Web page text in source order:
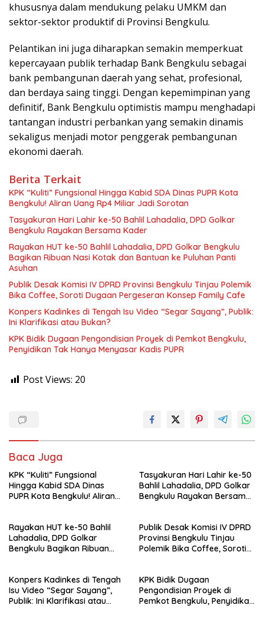
khususnya dalam mendukung pelaku UMKM dan
sektor-sektor produktif di Provinsi Bengkulu.
Pelantikan ini juga diharapkan semakin memperkuat
kepercayaan publik terhadap Bank Bengkulu sebagai
bank pembangunan daerah yang sehat, profesional,
dan berdaya saing tinggi. Dengan kepemimpinan yang
definitif, Bank Bengkulu optimistis mampu menghadapi
tantangan industri perbankan yang semakin dinamis
sekaligus menjadi motor penggerak pembangunan
ekonomi daerah.
Berita Terkait
KPK “Kuliti” Fungsional Hingga Kabid SDA Dinas PUPR Kota
Bengkulu! Aliran Uang Rp4 Miliar Jadi Sorotan
Tasyakuran Hari Lahir ke-50 Bahlil Lahadalia, DPD Golkar
Bengkulu Rayakan Bersama Kader
Rayakan HUT ke-50 Bahlil Lahadalia, DPD Golkar Bengkulu
Bagikan Ribuan Nasi Kotak dan Bantuan ke Puluhan Panti
Asuhan
Publik Desak Komisi IV DPRD Provinsi Bengkulu Tinjau Polemik
Bika Coffee, Soroti Dugaan Pergeseran Konsep Family Cafe
Konpers Kadinkes di Tengah Isu Video “Segar Sayang”, Publik:
Ini Klarifikasi atau Bukan?
KPK Bidik Dugaan Pengondisian Proyek di Pemkot Bengkulu,
Penyidikan Tak Hanya Menyasar Kadis PUPR
Post Views: 20
Baca Juga
KPK “Kuliti” Fungsional
Hingga Kabid SDA Dinas
PUPR Kota Bengkulu! Aliran
Tasyakuran Hari Lahir ke-50
Bahlil Lahadalia, DPD Golkar
Bengkulu Rayakan Bersama
Rayakan HUT ke-50 Bahlil
Lahadalia, DPD Golkar
Bengkulu Bagikan Ribuan
Publik Desak Komisi IV DPRD
Provinsi Bengkulu Tinjau
Polemik Bika Coffee, Soroti
Konpers Kadinkes di Tengah
Isu Video “Segar Sayang”,
Publik: Ini Klarifikasi atau
KPK Bidik Dugaan
Pengondisian Proyek di
Pemkot Bengkulu, Penyidikan